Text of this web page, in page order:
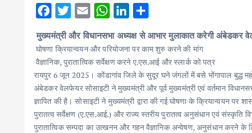
F
ac
e
b
o
o
k
T
w
it
te
r
E
ai
l
W
at
s
A
p
p
Li
k
e
dI
n
ar
e
मुख्यमंत्री और विधानसभा अध्यक्ष से आभार मुलाकात करेगी अंबेडकर
घोषणा क्रियान्वयन और परियोजना पर काम शुरु करने की मांग
वैज्ञानिक, पुरातात्विक सर्वेक्षण करने ए.एस.आई और स्लार्क को पत्र
रायपुर 6 जून 2025। कोंडागांव जिले के सुदूर घने जंगलों में बसे भोंगापाल बुद्ध
अंबेडकर वेलफेयर सोसाइटी ने मुख्यमंत्री और पूर्व मुख्यमंत्री एवं वर्तमान
ज्ञापित की है। सोसाइटी ने मुख्यमंत्री द्वारा की गई घोषणा के क्रियान्वयन
पुरातत्व सर्वेक्षण (ए.एस.आई.) और राज्य स्तरीय पुरातत्व अनुसंधान एवं संस्कृति
पुरातात्विक सम्पदा का उत्खनन और गहन वैज्ञानिक अन्वेषण, अनुसंधान करने के